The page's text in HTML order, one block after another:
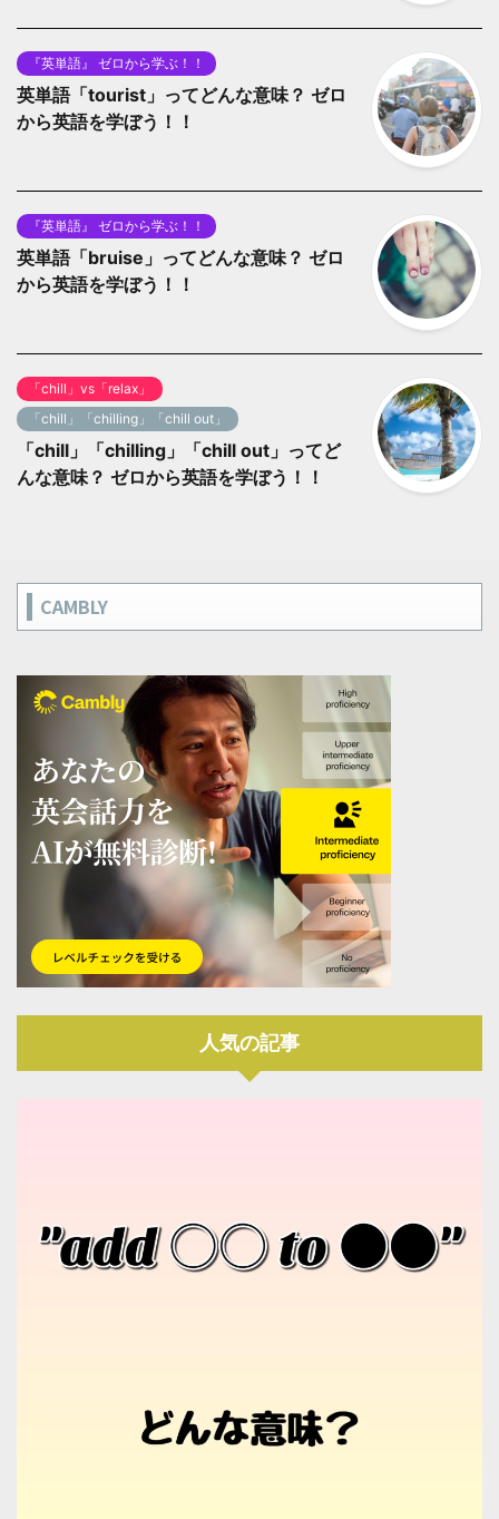
『英単語』 ゼロから学ぶ！！
英単語「tourist」ってどんな意味？ ゼロ
から英語を学ぼう！！
『英単語』 ゼロから学ぶ！！
英単語「bruise」ってどんな意味？ ゼロ
から英語を学ぼう！！
「chill」vs「relax」
「chill」「chilling」「chill out」
「chill」「chilling」「chill out」ってど
んな意味？ ゼロから英語を学ぼう！！
CAMBLY
人気の記事